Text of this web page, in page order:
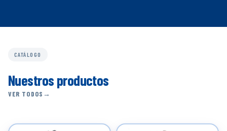
CATÁLOGO
Nuestros productos
VER TODOS